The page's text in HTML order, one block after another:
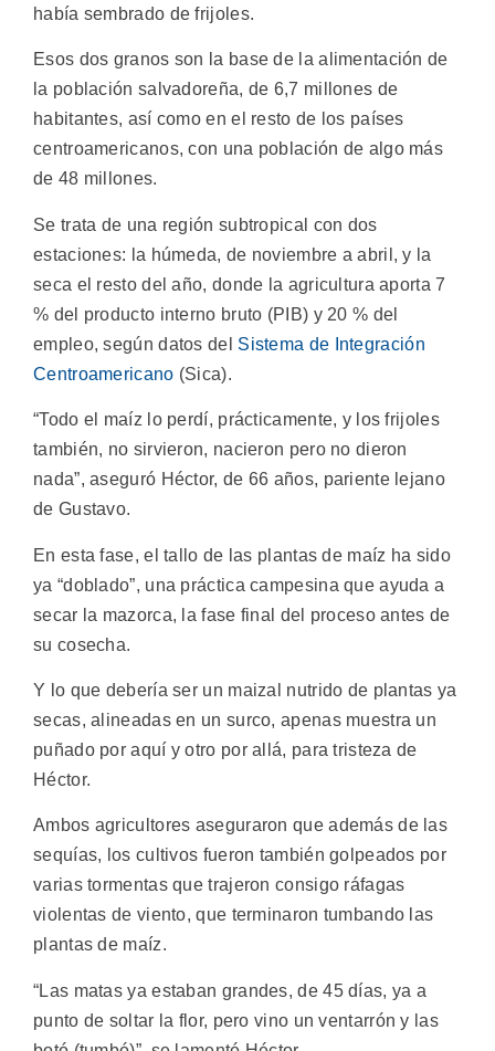
había sembrado de frijoles.
Esos dos granos son la base de la alimentación de
la población salvadoreña, de 6,7 millones de
habitantes, así como en el resto de los países
centroamericanos, con una población de algo más
de 48 millones.
Se trata de una región subtropical con dos
estaciones: la húmeda, de noviembre a abril, y la
seca el resto del año, donde la agricultura aporta 7
% del producto interno bruto (PIB) y 20 % del
empleo, según datos del Sistema de Integración
Centroamericano (Sica).
“Todo el maíz lo perdí, prácticamente, y los frijoles
también, no sirvieron, nacieron pero no dieron
nada”, aseguró Héctor, de 66 años, pariente lejano
de Gustavo.
En esta fase, el tallo de las plantas de maíz ha sido
ya “doblado”, una práctica campesina que ayuda a
secar la mazorca, la fase final del proceso antes de
su cosecha.
Y lo que debería ser un maizal nutrido de plantas ya
secas, alineadas en un surco, apenas muestra un
puñado por aquí y otro por allá, para tristeza de
Héctor.
Ambos agricultores aseguraron que además de las
sequías, los cultivos fueron también golpeados por
varias tormentas que trajeron consigo ráfagas
violentas de viento, que terminaron tumbando las
plantas de maíz.
“Las matas ya estaban grandes, de 45 días, ya a
punto de soltar la flor, pero vino un ventarrón y las